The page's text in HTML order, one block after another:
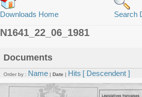
Downloads Home Search
N1641_22_06_1981
Documents
Order by : Name | Date | Hits [ Descendent ]